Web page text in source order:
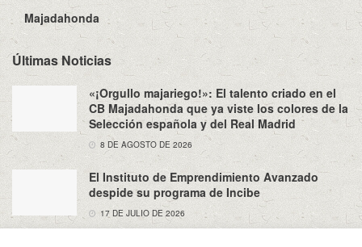
Majadahonda
Últimas Noticias
«¡Orgullo majariego!»: El talento criado en el
CB Majadahonda que ya viste los colores de la
Selección española y del Real Madrid
8 DE AGOSTO DE 2026
El Instituto de Emprendimiento Avanzado
despide su programa de Incibe
17 DE JULIO DE 2026